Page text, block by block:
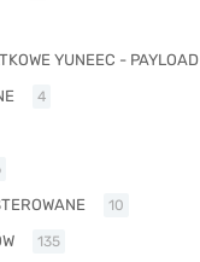
YUNEEC - PAYLOAD
4
10
135